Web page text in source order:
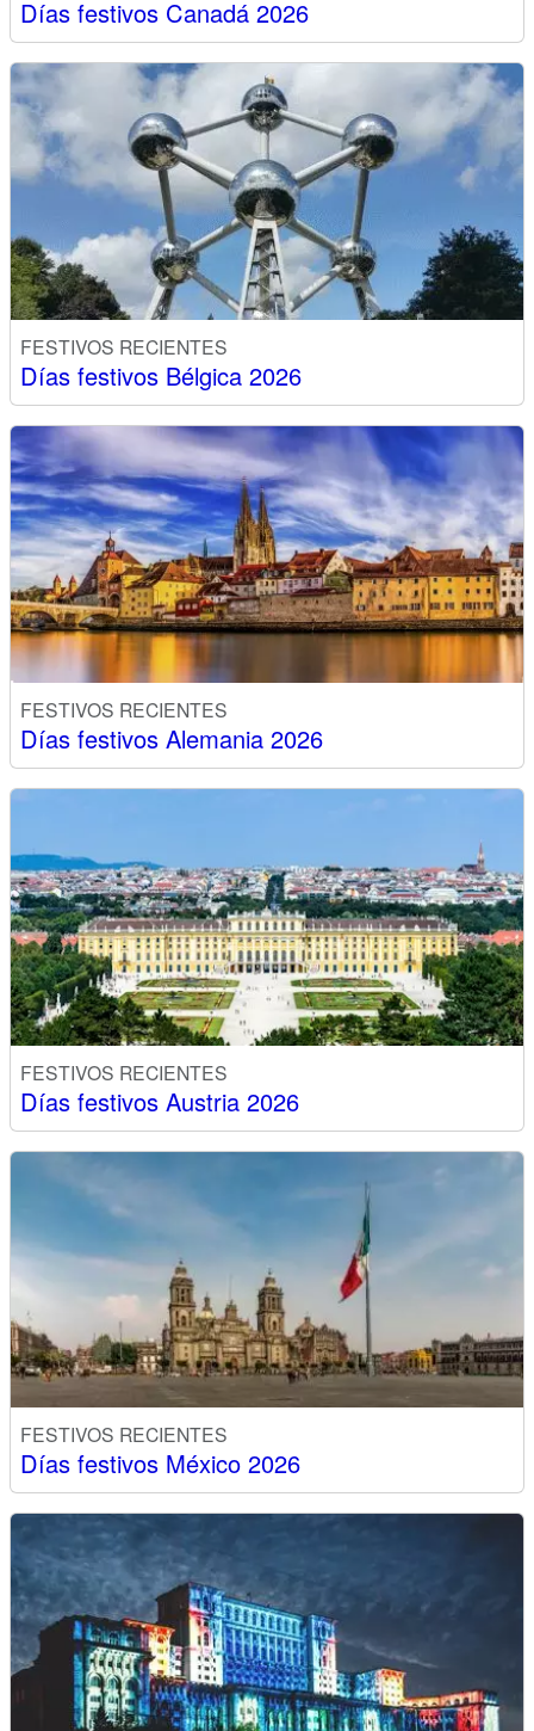
Días festivos Canadá 2026
FESTIVOS RECIENTES
Días festivos Bélgica 2026
FESTIVOS RECIENTES
Días festivos Alemania 2026
FESTIVOS RECIENTES
Días festivos Austria 2026
FESTIVOS RECIENTES
Días festivos México 2026